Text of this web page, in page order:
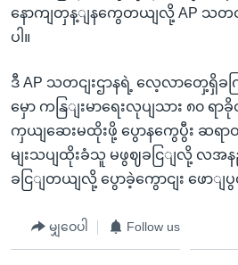
နောကျတှန့ျနကွေတယျလို့ AP သတငျ
ပါ။
ဒီ AP သတငျးဌာနရဲ့ လေ့လာတှေ့ရှိ
မှော ကနြျးမာရေးလုပျသား ၈၀ ရာ
ကှယျဆေးမထိုးဖို့ ပွောနကွေပွီး ဆရာ
မျးသပျထိုးခံသူ မဖွဈခငြျလို့ လအ
ခငြျတယျလို့ ပွောခဲ့ကွောငျး ဖောျ
မျှဝေပါ Follow us